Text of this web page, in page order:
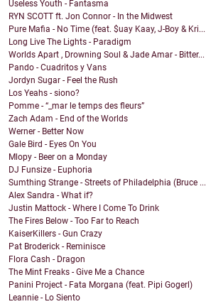
Useless Youth - Fantasma
RYN SCOTT ft. Jon Connor - In the Midwest
Pure Mafia - No Time (feat. $uay Kaay, J-Boy & Kri...
Long Live The Lights - Paradigm
Worlds Apart , Drowning Soul & Jade Amar - Bitter...
Pando - Cuadritos y Vans
Jordyn Sugar - Feel the Rush
Los Yeahs - siono?
Pomme - “_mar le temps des fleurs”
Zach Adam - End of the Worlds
Werner - Better Now
Gale Bird - Eyes On You
Mlopy - Beer on a Monday
DJ Funsize - Euphoria
Sumthing Strange - Streets of Philadelphia (Bruce ...
Alex Sandra - What if?
Justin Mattock - Where I Come To Drink
The Fires Below - Too Far to Reach
KaiserKillers - Gun Crazy
Pat Broderick - Reminisce
Flora Cash - Dragon
The Mint Freaks - Give Me a Chance
Panini Project - Fata Morgana (feat. Pipi Gogerl)
Leannie - Lo Siento